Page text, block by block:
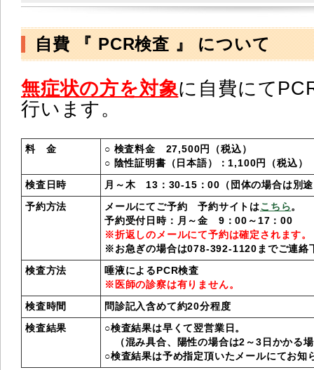
自費 『 PCR検査 』 について
無症状の方を対象に自費にて
行います。
料 金
○ 検査料金 27,500円（税込）
○ 陰性証明書（日本語）：1,100円（税込）
検査日時 月～木 13：30-15：00（団体の場合は別
予約方法 メールにてご予約 予約サイトはこちら。
予約受付日時：月～金 9：00～17：00
※折返しのメールにて予約は確定されます。
※お急ぎの場合は078-392-1120までご連絡
検査方法
唾液によるPCR検査
※医師の診察は有りません。
検査時間 問診記入含めて約20分程度
検査結果
○検査結果は早くて翌営業日。
（混み具合、陽性の場合は2～3日かかる
○検査結果は予め指定頂いたメールにてお知